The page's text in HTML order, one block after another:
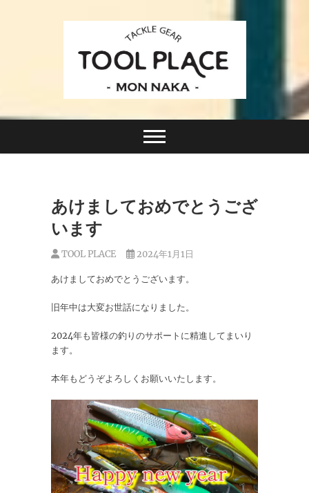
TACKLE GEAR
TOOL PLACE ツー
ス」が門前仲町に近日オープン！
あけましておめでとうござ
います
TOOL PLACE 2024年1月1日
あけましておめでとうございます。
旧年中は大変お世話になりました。
2024年も皆様の釣りのサポートに精進してまいり
ます。
本年もどうぞよろしくお願いいたします。